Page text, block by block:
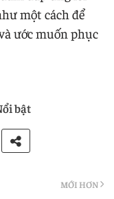
một cách để
ước muốn phục
bật
MỚI HƠN